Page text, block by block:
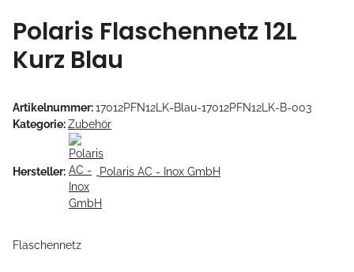
Polaris Flaschennetz 12L
Kurz Blau
Artikelnummer:17012PFN12LK-Blau-17012PFN12LK-B-003
Kategorie:Zubehör
Hersteller: Polaris AC - Inox GmbH
Flaschennetz